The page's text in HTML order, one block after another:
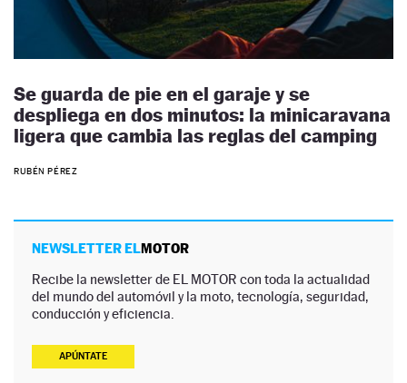
Se guarda de pie en el garaje y se
despliega en dos minutos: la minicaravana
ligera que cambia las reglas del camping
RUBÉN PÉREZ
NEWSLETTER ELMOTOR
Recibe la newsletter de EL MOTOR con toda la actualidad
del mundo del automóvil y la moto, tecnología, seguridad,
conducción y eficiencia.
APÚNTATE